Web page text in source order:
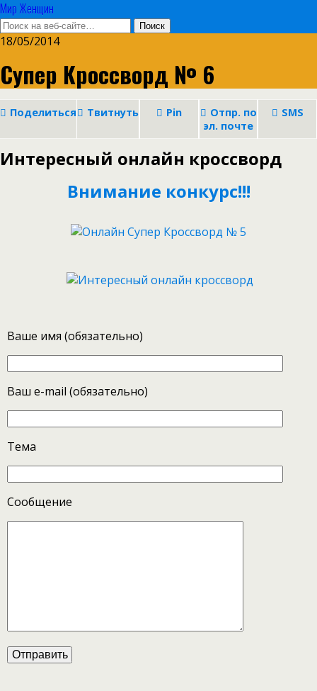
Мир Женщин
18/05/2014
Супер Кроссворд № 6
Поделиться Твитнуть Pin
Отпр. по
эл. почте
SMS
Интересный онлайн кроссворд
Внимание конкурс!!!
Ваше имя (обязательно)
Ваш e-mail (обязательно)
Тема
Сообщение